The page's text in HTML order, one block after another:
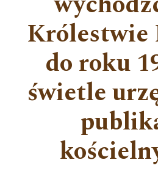
Królestwie
do roku
świetle